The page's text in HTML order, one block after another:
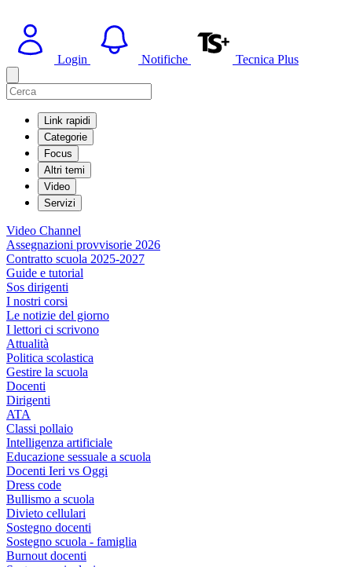
Login Notifiche Tecnica Plus
Link rapidi
Categorie
Focus
Altri temi
Video
Servizi
Video Channel
Assegnazioni provvisorie 2026
Contratto scuola 2025-2027
Guide e tutorial
Sos dirigenti
I nostri corsi
Le notizie del giorno
I lettori ci scrivono
Attualità
Politica scolastica
Gestire la scuola
Docenti
Dirigenti
ATA
Classi pollaio
Intelligenza artificiale
Educazione sessuale a scuola
Docenti Ieri vs Oggi
Dress code
Bullismo a scuola
Divieto cellulari
Sostegno docenti
Sostegno scuola - famiglia
Burnout docenti